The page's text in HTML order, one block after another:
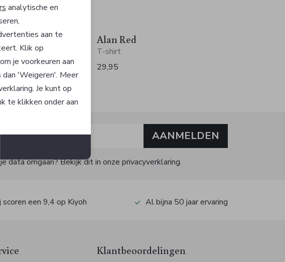
Alan Red
T-shirt
29,95
AANMELDEN
data omgaan? Bekijk dit in onze privacyverklaring.
een 9,4 op Kiyoh Al bijna 50 jaar ervaring
Klantbeoordelingen
cookies
Opslaan
analytische en
aan te
Klik op
je voorkeuren aan
'Weigeren'. Meer
Je kunt op
te klikken onder aan